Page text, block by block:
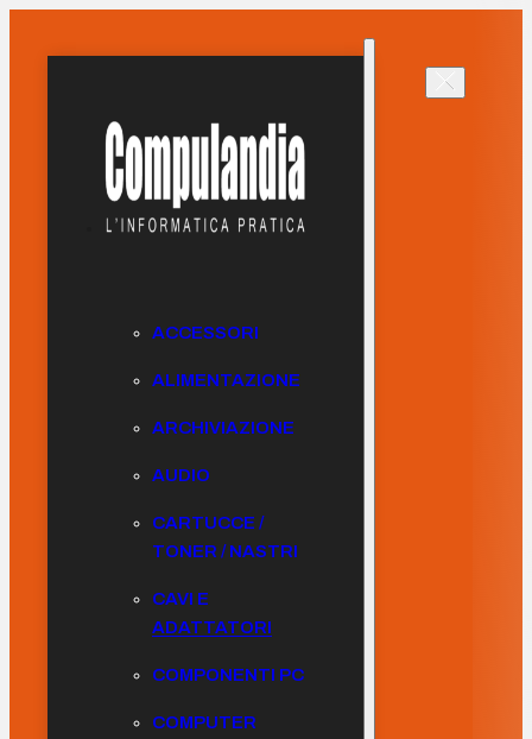
ACCESSORI
ALIMENTAZIONE
ARCHIVIAZIONE
AUDIO
CARTUCCE /
TONER / NASTRI
CAVI E
ADATTATORI
COMPONENTI PC
COMPUTER